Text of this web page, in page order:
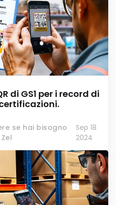
di GS1 per i record di
se hai bisogno
Sep 18
2024